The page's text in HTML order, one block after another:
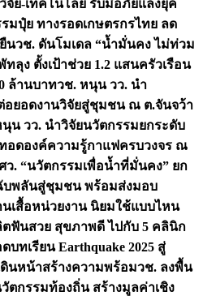
จัย-เทคโนโลยี รับมือภัยแล้งยุค
มปุ๋ย ทางรอดเกษตรกรไทย ลด
นวช. ดันโมเดล “น้ำมั่นคง ไม่ท่วม
ลุง ตั้งเป้าช่วย 1.2 แสนครัวเรือน
ล้านบาทวช. หนุน วว. นำ
อยอดงานวิจัยสู่ชุมชน ณ ต.จันจว้า
น วว. นำวิจัยนวัตกรรมยกระดับ
อดองค์ความรู้กาแฟครบวงจร ณ
. “นวัตกรรมเพื่อน้ำที่มั่นคง” ยก
บพลันสู่ชุมชน พร้อมส่งมอบ
นเสื้อหน่วยงาน นิยมใช้แบบไหน
ตฟันสวย สุขภาพดี ไปกับ 5 คลินิก
บทเรียน Earthquake 2025 สู่
ดินหน้าสร้างความพร้อมวช. ลงพื้น
ตกรรมท้องถิ่น สร้างมูลค่าเชิง